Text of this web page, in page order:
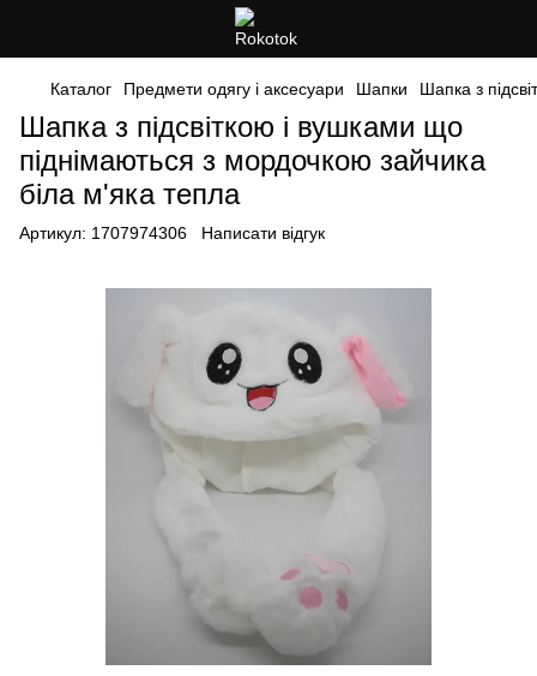
Каталог Предмети одягу і аксесуари Шапки Шапка з
Шапка з підсвіткою і вушками що
піднімаються з мордочкою зайчика
біла м'яка тепла
Артикул: 1707974306 Написати відгук